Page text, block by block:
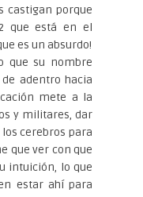
castigan porque
que está en el
es un absurdo!
que su nombre
adentro hacia
mete a la
y militares, dar
cerebros para
que ver con que
intuición, lo que
estar ahí para